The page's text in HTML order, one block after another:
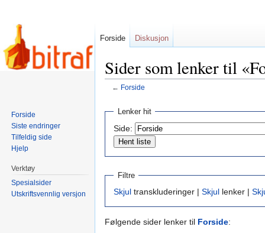
Sider som lenker til
← Forside
Hopp
navigering
Hopp
søk
Lenker hit
Side:
Filtre
Skjul transkluderinger | Skjul lenker |
Følgende sider lenker til Forside:
Forside Diskusjon
Forside
Siste endringer
Tilfeldig side
Hjelp
Verktøy
Spesialsider
Utskriftsvennlig versjon